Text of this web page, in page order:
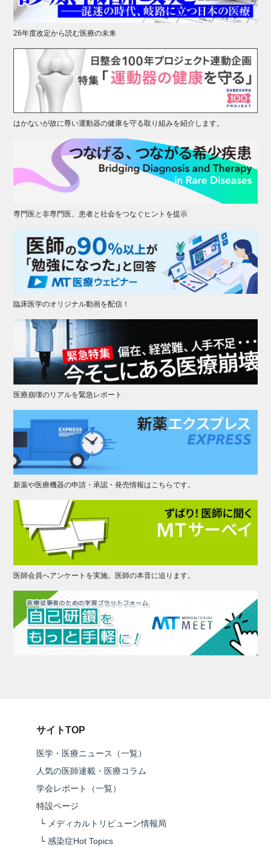
26年度改定から読む医療の未来
はかないが故に尊い運動器の健康を守る取り組みを紹介します。
専門医と非専門医、患者と社会をつなぐヒントを提示
臨床医学のオリジナル動画を配信！
医療崩壊のリアルを緊急レポート
新薬や医療機器の申請・承認・発売情報はこちらです。
医師会員へアンケートを実施。医師の本音に迫ります。
サイトTOP
医学・医療ニュース（一覧）
人気の医師連載・医療コラム
学会レポート（一覧）
特設ページ
└ メディカルトリビューン情報局
└ 感染症Hot Topics